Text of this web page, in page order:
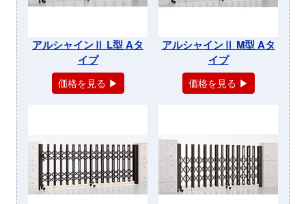
アルシャインⅡ L型 Aタ
イプ
価格を見る ▶
アルシャインⅡ M型 Aタ
イプ
価格を見る ▶